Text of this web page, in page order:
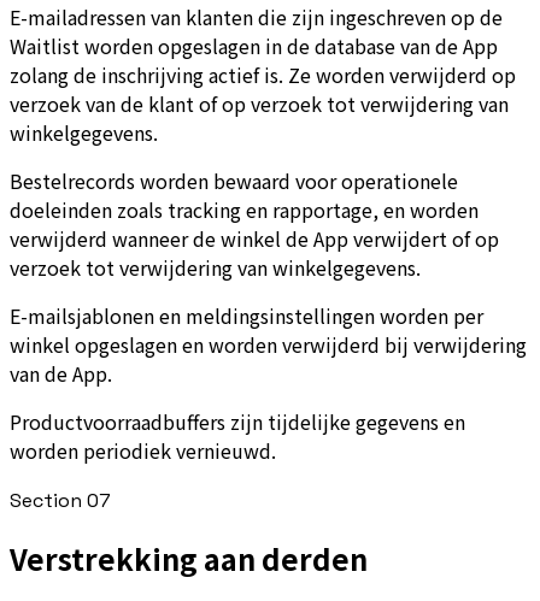
E-mailadressen van klanten die zijn ingeschreven op de
Waitlist worden opgeslagen in de database van de App
zolang de inschrijving actief is. Ze worden verwijderd op
verzoek van de klant of op verzoek tot verwijdering van
winkelgegevens.
Bestelrecords worden bewaard voor operationele
doeleinden zoals tracking en rapportage, en worden
verwijderd wanneer de winkel de App verwijdert of op
verzoek tot verwijdering van winkelgegevens.
E-mailsjablonen en meldingsinstellingen worden per
winkel opgeslagen en worden verwijderd bij verwijdering
van de App.
Productvoorraadbuffers zijn tijdelijke gegevens en
worden periodiek vernieuwd.
Section 07
Verstrekking aan derden